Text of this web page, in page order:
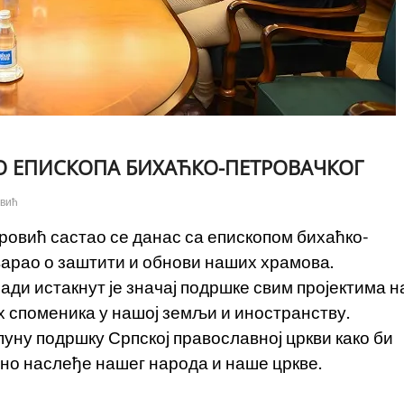
БИХАЋКО-ПЕТРОВАЧКОГ
састао се данас са епископом бихаћко-
о заштити и обнови наших храмова.
истакнут је значај подршке свим пројектима
споменика у нашој земљи и иностранству.
подршку Српској православној цркви како би
наслеђе нашег народа и наше цркве.